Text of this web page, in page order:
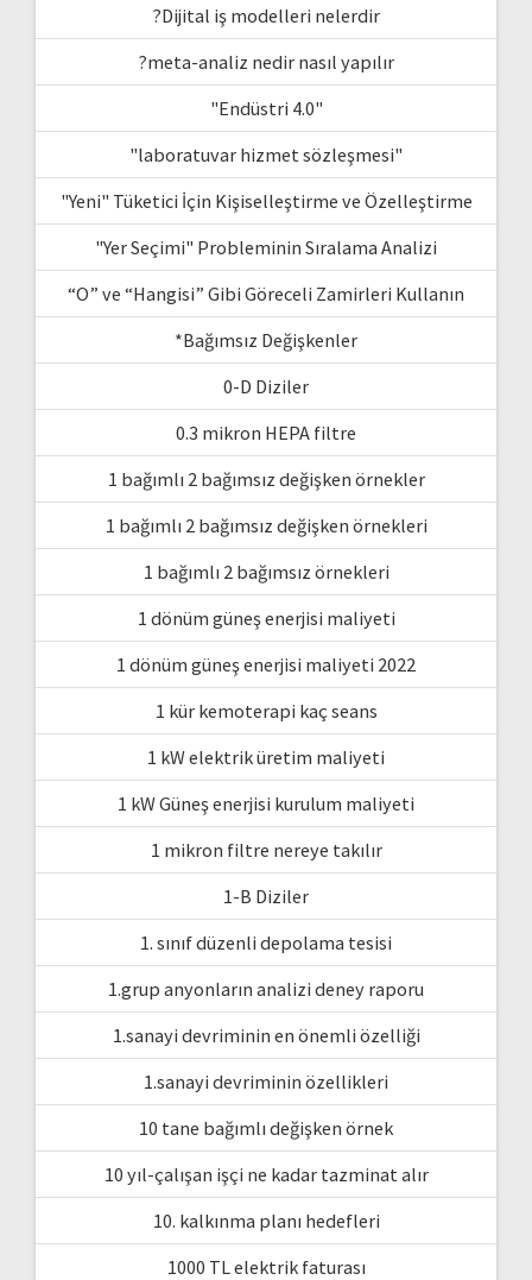
?Dijital iş modelleri nelerdir
?meta-analiz nedir nasıl yapılır
"Endüstri 4.0"
"laboratuvar hizmet sözleşmesi"
"Yeni" Tüketici İçin Kişiselleştirme ve Özelleştirme
"Yer Seçimi" Probleminin Sıralama Analizi
“O” ve “Hangisi” Gibi Göreceli Zamirleri Kullanın
*Bağımsız Değişkenler
0-D Diziler
0.3 mikron HEPA filtre
1 bağımlı 2 bağımsız değişken örnekler
1 bağımlı 2 bağımsız değişken örnekleri
1 bağımlı 2 bağımsız örnekleri
1 dönüm güneş enerjisi maliyeti
1 dönüm güneş enerjisi maliyeti 2022
1 kür kemoterapi kaç seans
1 kW elektrik üretim maliyeti
1 kW Güneş enerjisi kurulum maliyeti
1 mikron filtre nereye takılır
1-B Diziler
1. sınıf düzenli depolama tesisi
1.grup anyonların analizi deney raporu
1.sanayi devriminin en önemli özelliği
1.sanayi devriminin özellikleri
10 tane bağımlı değişken örnek
10 yıl-çalışan işçi ne kadar tazminat alır
10. kalkınma planı hedefleri
1000 TL elektrik faturası